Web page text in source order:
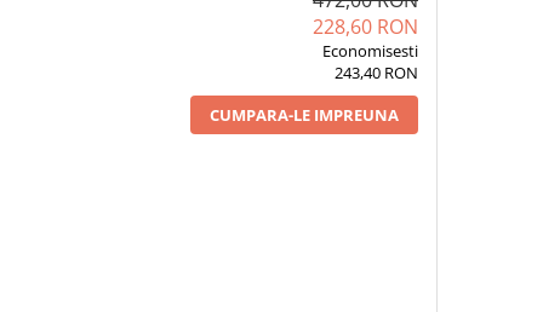
228,60 RON
Economisesti
243,40 RON
CUMPARA-LE IMPREUNA